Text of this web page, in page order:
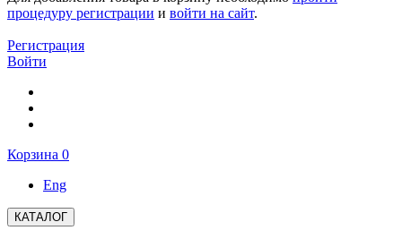
процедуру регистрации и войти на сайт.
Регистрация
Войти
Корзина 0
Eng
КАТАЛОГ